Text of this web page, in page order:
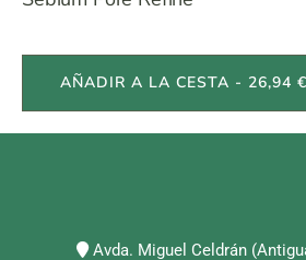
AÑADIR A LA CESTA - 26,94 €
Avda. Miguel Celdrán